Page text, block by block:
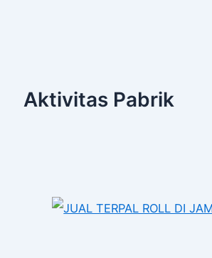
Aktivitas Pabrik